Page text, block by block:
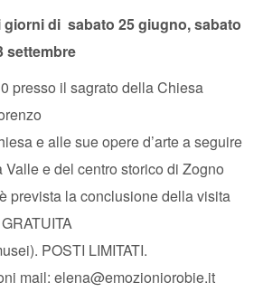
giorni di sabato 25 giugno, sabato
settembre
presso il sagrato della Chiesa
e alle sue opere d’arte a seguire
e del centro storico di Zogno
prevista la conclusione della visita
POSTI LIMITATI.
mail: elena@emozioniorobie.it